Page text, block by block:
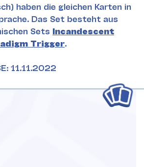
haben die gleichen Karten in
Das Set besteht aus
Sets Incandescent
Trigger.
11.11.2022